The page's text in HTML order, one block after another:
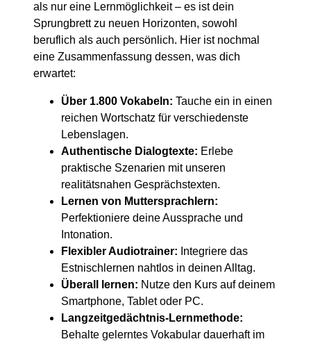
als nur eine Lernmöglichkeit – es ist dein
Sprungbrett zu neuen Horizonten, sowohl
beruflich als auch persönlich. Hier ist nochmal
eine Zusammenfassung dessen, was dich
erwartet:
Über 1.800 Vokabeln: Tauche ein in einen
reichen Wortschatz für verschiedenste
Lebenslagen.
Authentische Dialogtexte: Erlebe
praktische Szenarien mit unseren
realitätsnahen Gesprächstexten.
Lernen von Muttersprachlern:
Perfektioniere deine Aussprache und
Intonation.
Flexibler Audiotrainer: Integriere das
Estnischlernen nahtlos in deinen Alltag.
Überall lernen: Nutze den Kurs auf deinem
Smartphone, Tablet oder PC.
Langzeitgedächtnis-Lernmethode:
Behalte gelerntes Vokabular dauerhaft im